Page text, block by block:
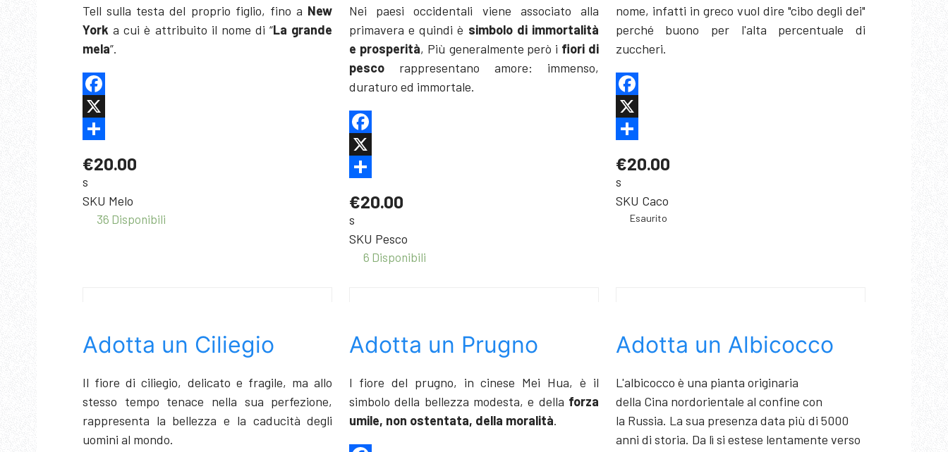
Tell sulla testa del proprio figlio, fino a New
York a cui è attribuito il nome di “La grande
mela”.
Facebook
X
€20.00
s
SKU Melo
36 Disponibili
Nei paesi occidentali viene associato alla
primavera e quindi è simbolo di immortalità
e prosperità, Più generalmente però i fiori di
pescorappresentano amore: immenso,
duraturo ed immortale.
Facebook
X
€20.00
s
SKU Pesco
6 Disponibili
nome, infatti in greco vuol dire "cibo degli dei"
perché buono per l'alta percentuale di
zuccheri.
Facebook
X
€20.00
s
SKU Caco
Esaurito
Adotta un Ciliegio
Il fiore di ciliegio, delicato e fragile, ma allo
stesso tempo tenace nella sua perfezione,
rappresenta la bellezza e la caducità degli
uomini al mondo.
Adotta un Prugno
l fiore del prugno, in cinese Mei Hua, è il
simbolo della bellezza modesta, e della forza
umile, non ostentata, della moralità.
Adotta un Albicocco
L'albicocco è una pianta originaria
della Cina nordorientale al confine con
la Russia. La sua presenza data più di 5000
anni di storia. Da lì si estese lentamente verso